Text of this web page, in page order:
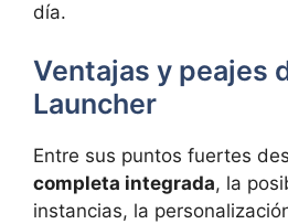
día.
Ventajas y peajes
Launcher
Entre sus puntos fuertes
completa integrada, la
instancias, la